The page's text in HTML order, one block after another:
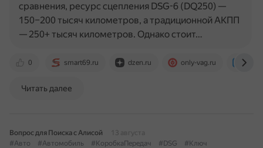
0 smart69.ru dzen.ru only-vag.ru av.by
сравнения, ресурс сцепления DSG-6 (DQ250) —
150–200 тысяч километров, а традиционной АКПП
— 250+ тысяч километров. Однако стоит…
Читать далее
Вопрос для Поиска с Алисой
13 августа
#Авто
#Автомобиль #КоробкаПередач #DSG
#Ключ